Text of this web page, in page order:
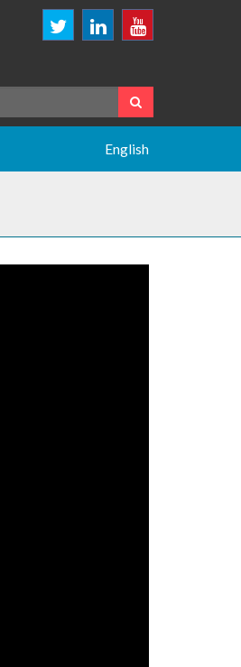
English